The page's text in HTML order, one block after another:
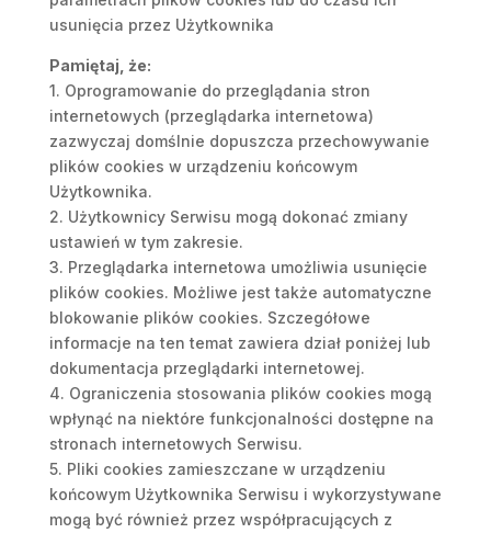
usunięcia przez Użytkownika
Pamiętaj, że:
1. Oprogramowanie do przeglądania stron
internetowych (przeglądarka internetowa)
zazwyczaj domślnie dopuszcza przechowywanie
plików cookies w urządzeniu końcowym
Użytkownika.
2. Użytkownicy Serwisu mogą dokonać zmiany
ustawień w tym zakresie.
3. Przeglądarka internetowa umożliwia usunięcie
plików cookies. Możliwe jest także automatyczne
blokowanie plików cookies. Szczegółowe
informacje na ten temat zawiera dział poniżej lub
dokumentacja przeglądarki internetowej.
4. Ograniczenia stosowania plików cookies mogą
wpłynąć na niektóre funkcjonalności dostępne na
stronach internetowych Serwisu.
5. Pliki cookies zamieszczane w urządzeniu
końcowym Użytkownika Serwisu i wykorzystywane
mogą być również przez współpracujących z